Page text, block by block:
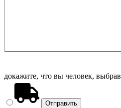
докажите, что вы человек, выбрав